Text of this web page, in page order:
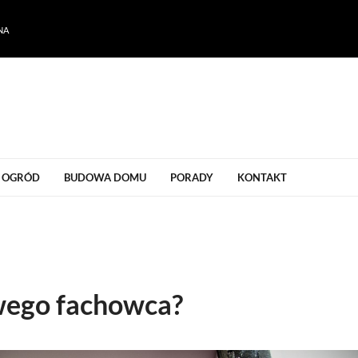
OGRÓD BUDOWA DOMU PORADY KONTAKT
fachowca?